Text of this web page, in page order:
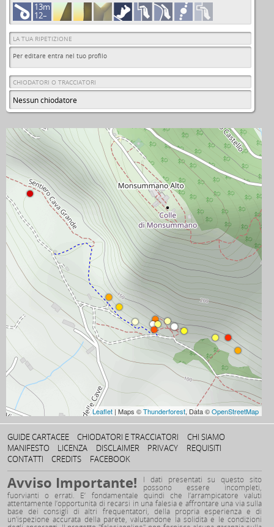
Leaflet | Maps ©Thunderforest, Data ©OpenStreetMap
13m
12–
LA TUA RIPETIZIONE
Per editare entra nel tuo profilo
CHIODATORI O TRACCIATORI
Nessun chiodatore
GUIDE CARTACEE CHIODATORI E TRACCIATORI
CHI SIAMO
MANIFESTO
LICENZA DISCLAIMER PRIVACY
REQUISITI
CONTATTI
CREDITS FACEBOOK
Avviso Importante! I dati presentati su questo sito
possono essere incompleti,
fuorvianti o errati. E’ fondamentale quindi che l’arrampicatore valuti
attentamente l’opportunità di recarsi in una falesia e affrontare una via sulla
base dei consigli di altri frequentatori, della propria esperienza e di
un'ispezione accurata della parete, valutandone la solidità e le condizioni